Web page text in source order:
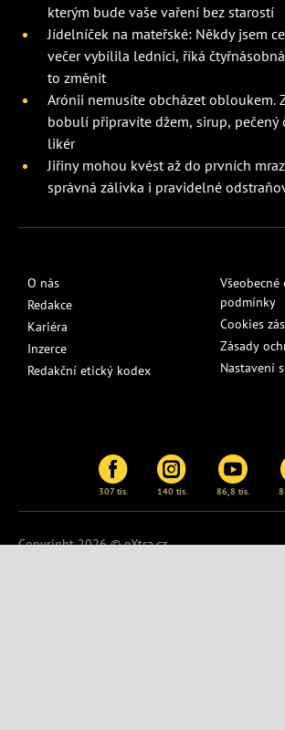
kterým bude vaše vaření bez starostí
Jídelníček na mateřské: Někdy jsem
večer vybílila lednici, říká
to změnit
Arónii nemusíte obcházet obloukem.
bobulí připravíte džem, sirup, pečený
likér
Jiřiny mohou kvést až do prvních
správná zálivka i pravidelné
O nás
Redakce
Kariéra
Inzerce
Redakční etický kodex
podmínky
Cookies
Zásady
Nastavení
307 tis. 140 tis. 86,8 tis.
Copyright 2026 © eXtra.cz